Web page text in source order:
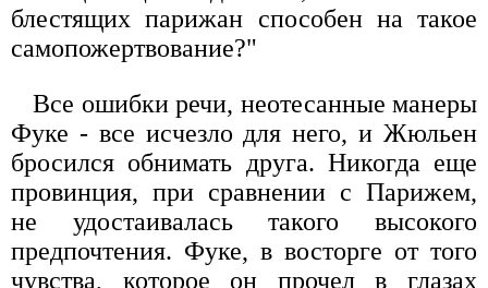
блестящих парижан способен на такое
самопожертвование?"
Все ошибки речи, неотесанные манеры
Фуке - все исчезло для него, и Жюльен
бросился обнимать друга. Никогда еще
провинция, при сравнении с Парижем,
не удостаивалась такого высокого
предпочтения. Фуке, в восторге от того
чувства, которое он прочел в глазах